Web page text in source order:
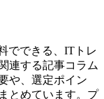
でできる、ITトレ
連する記事コラム
や、選定ポイン
とめています。プ